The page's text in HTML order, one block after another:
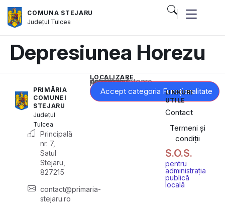
COMUNA STEJARU
Județul Tulcea
Depresiunea Horezu
PRIMĂRIA
COMUNEI
STEJARU
Județul
Tulcea
Principală
nr. 7,
Satul
Stejaru,
827215
contact@primaria-
stejaru.ro
LOCALIZARE
Acest conținut este blocat până când acceptați categoria corespunzătoare de cookie-uri.
Accept categoria Funcționalitate
LINKURI
UTILE
Contact
Termeni și
condiții
S.O.S.
pentru
administrația
publică
locală